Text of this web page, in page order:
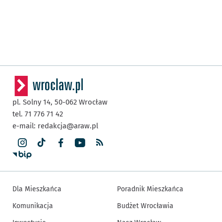
pl. Solny 14, 50-062 Wrocław
tel. 71 776 71 42
e-mail: redakcja@araw.pl
Dla Mieszkańca
Komunikacja
Poradnik Mieszkańca
Budżet Wrocławia